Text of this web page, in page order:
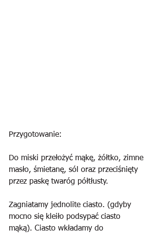
Przygotowanie:
Do miski przełożyć mąkę, żółtko, zimne
masło, śmietanę, sól oraz przeciśnięty
przez paskę twaróg półtłusty.
Zagniatamy jednolite ciasto. (gdyby
mocno się kleiło podsypać ciasto
mąką). Ciasto wkładamy do